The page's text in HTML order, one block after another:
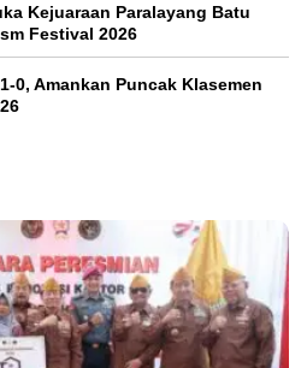
Kejuaraan Paralayang Batu
Festival 2026
0, Amankan Puncak Klasemen